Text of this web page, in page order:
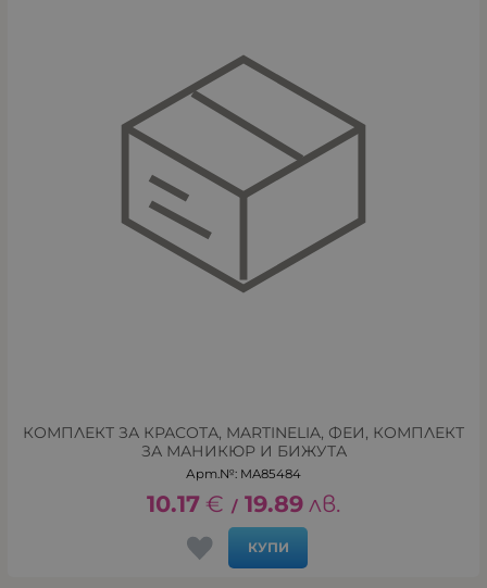
КОМПЛЕКТ ЗА КРАСОТА, MARTINELIA, ФЕИ, КОМПЛЕКТ
ЗА МАНИКЮР И БИЖУТА
Арт.№: MA85484
10.17 € / 19.89 лв.
КУПИ